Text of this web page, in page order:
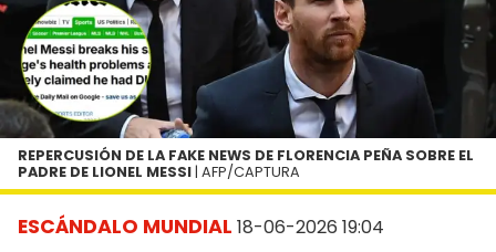
ESCÁNDALO MUNDIAL 18-06-2026 19:04
REPERCUSIÓN DE LA FAKE NEWS DE FLORENCIA PEÑA SOBRE EL
PADRE DE LIONEL MESSI | AFP/CAPTURA